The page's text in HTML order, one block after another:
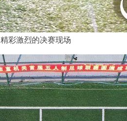
精彩激烈的决赛现场